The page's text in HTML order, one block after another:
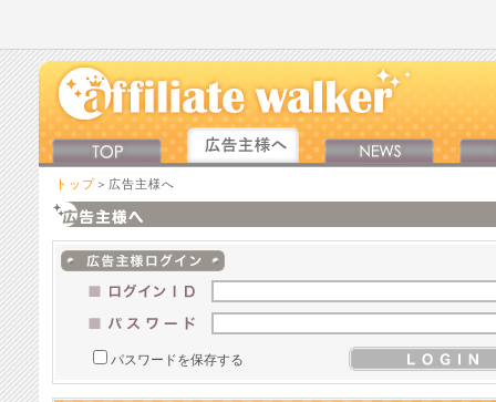
トップ ＞広告主様へ
パスワードを保存する